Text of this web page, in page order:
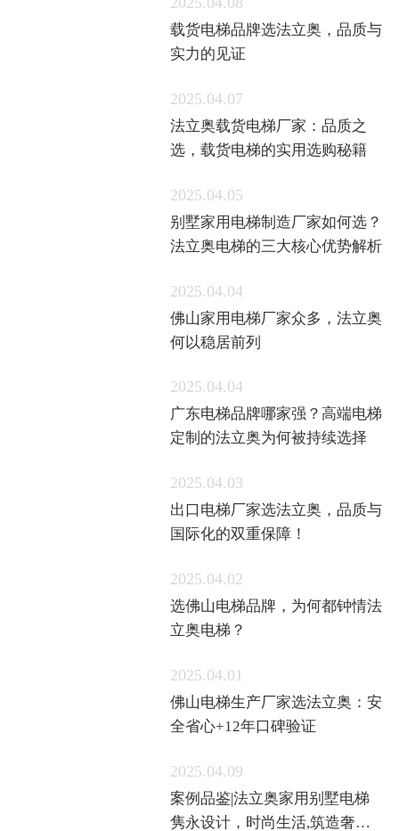
2025.04.08
载货电梯品牌选法立奥，品质与
实力的见证
2025.04.07
法立奥载货电梯厂家：品质之
选，载货电梯的实用选购秘籍
2025.04.05
别墅家用电梯制造厂家如何选？
法立奥电梯的三大核心优势解析
2025.04.04
佛山家用电梯厂家众多，法立奥
何以稳居前列
2025.04.04
广东电梯品牌哪家强？高端电梯
定制的法立奥为何被持续选择
2025.04.03
出口电梯厂家选法立奥，品质与
国际化的双重保障！
2025.04.02
选佛山电梯品牌，为何都钟情法
立奥电梯？
2025.04.01
佛山电梯生产厂家选法立奥：安
全省心+12年口碑验证
2025.04.09
案例品鉴|法立奥家用别墅电梯